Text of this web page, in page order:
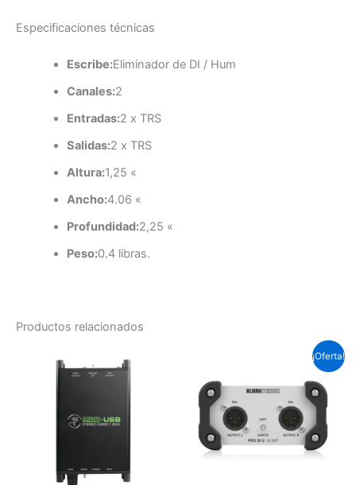
Especificaciones técnicas
Escribe:Eliminador de DI / Hum
Canales:2
Entradas:2 x TRS
Salidas:2 x TRS
Altura:1,25 «
Ancho:4.06 «
Profundidad:2,25 «
Peso:0.4 libras.
Productos relacionados
¡Oferta!
era:
Soles
S/.345.0.
El